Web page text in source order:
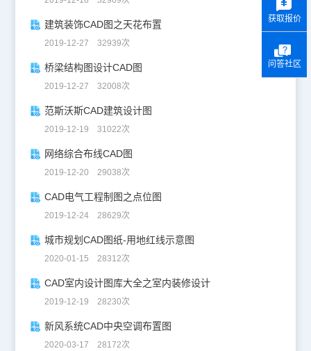
建筑装饰CAD图之天花布置
2019-12-27 32939次
桥梁结构图设计CAD图
2019-12-27 32008次
范斯沃斯CAD建筑设计图
2019-12-19 31022次
网络综合布线CAD图
2019-12-20 29038次
CAD电气工程制图之点位图
2019-12-24 28629次
城市规划CAD图纸-用地红线示意图
2020-01-15 28312次
CAD室内设计图库大全之室内装修设计
2019-12-19 28230次
新风系统CAD中央空调布置图
2020-03-17 28172次
获取报价
问答社区